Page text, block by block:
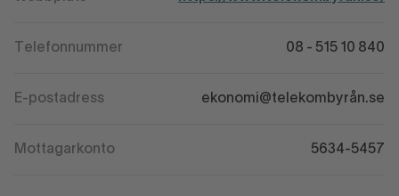
Telefonnummer 08 - 515 10 840
E-postadress ekonomi@telekombyrån.se
Mottagarkonto 5634-5457